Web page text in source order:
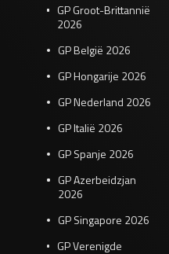
GP Groot-Brittannië
2026
GP België 2026
GP Hongarije 2026
GP Nederland 2026
GP Italië 2026
GP Spanje 2026
GP Azerbeidzjan
2026
GP Singapore 2026
GP Verenigde